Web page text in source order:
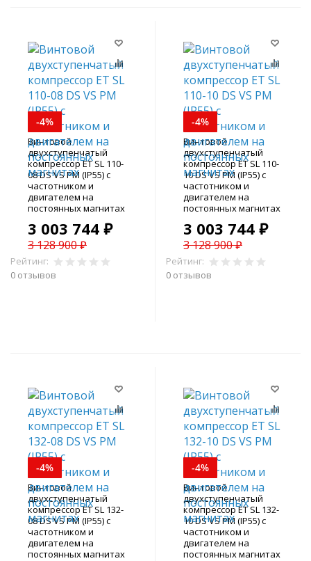
-4%
Винтовой
двухступенчатый
компрессор ET SL 110-
08 DS VS PM (IP55) с
частотником и
двигателем на
постоянных магнитах
3 003 744 ₽
3 128 900 ₽
Рейтинг:
0 отзывов
-4%
Винтовой
двухступенчатый
компрессор ET SL 110-
10 DS VS PM (IP55) с
частотником и
двигателем на
постоянных магнитах
3 003 744 ₽
3 128 900 ₽
Рейтинг:
0 отзывов
-4%
Винтовой
двухступенчатый
компрессор ET SL 132-
08 DS VS PM (IP55) с
частотником и
двигателем на
постоянных магнитах
-4%
Винтовой
двухступенчатый
компрессор ET SL 132-
10 DS VS PM (IP55) с
частотником и
двигателем на
постоянных магнитах